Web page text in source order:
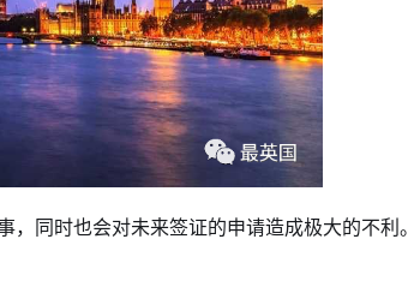
同时也会对未来签证的申请造成极大的不利。